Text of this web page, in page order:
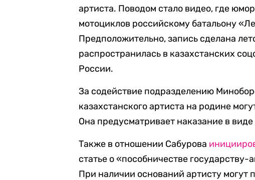
артиста. Поводом стало видео, где
мотоциклов российскому батальону
Предположительно, запись сделана
распространилась в казахстанских
России.
За содействие подразделению
казахстанского артиста на родине
Она предусматривает наказание в
Также в отношении Сабурова
статье о «пособничестве государству-
При наличии оснований артисту могут